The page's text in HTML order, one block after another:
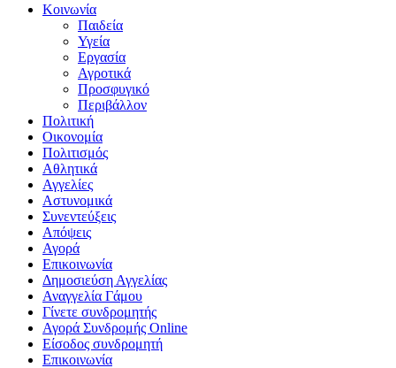
Κοινωνία
Παιδεία
Υγεία
Εργασία
Αγροτικά
Προσφυγικό
Περιβάλλον
Πολιτική
Οικονομία
Πολιτισμός
Αθλητικά
Αγγελίες
Αστυνομικά
Συνεντεύξεις
Απόψεις
Αγορά
Επικοινωνία
Δημοσιεύση Αγγελίας
Αναγγελία Γάμου
Γίνετε συνδρομητής
Αγορά Συνδρομής Online
Είσοδος συνδρομητή
Επικοινωνία